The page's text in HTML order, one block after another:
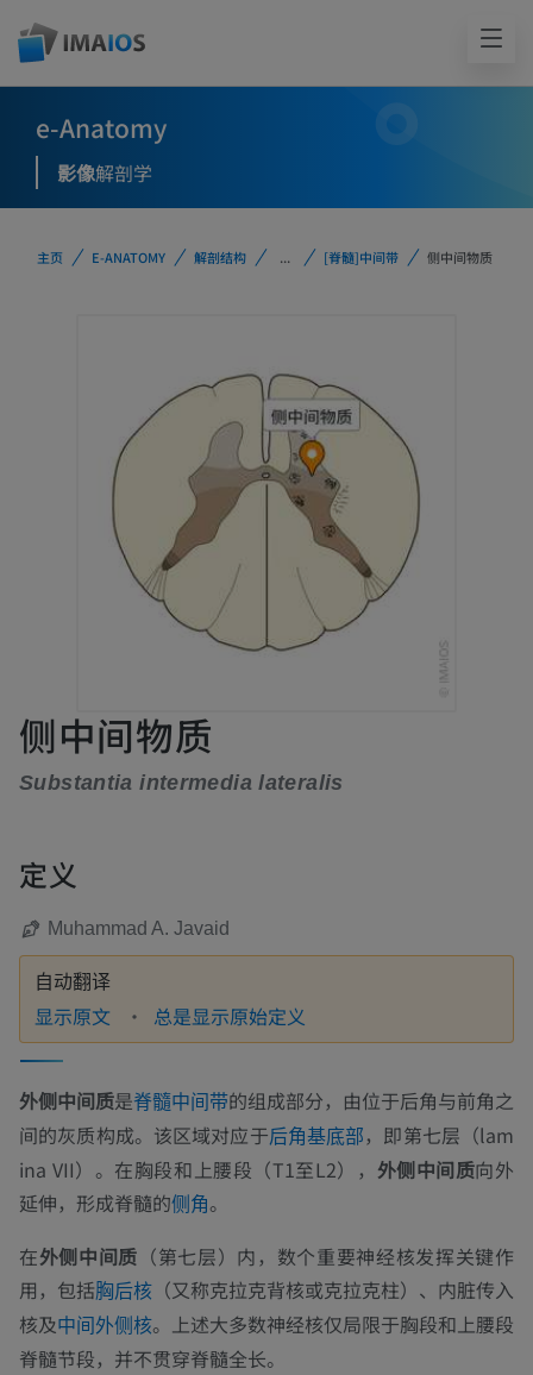
e-Anatomy
影像解剖学
主页 E-ANATOMY 解剖结构 ... [脊髓]中间带 侧中间物质
侧中间物质
Substantia intermedia lateralis
定义
Muhammad A. Javaid
自动翻译
显示原文 总是显示原始定义
外侧中间质是脊髓中间带的组成部分，由位于后角与前角之
间的灰质构成。该区域对应于后角基底部，即第七层（lam
ina VII）。在胸段和上腰段（T1至L2）， 外侧中间质向外
延伸，形成脊髓的侧角。
在外侧中间质 （第七层）内，数个重要神经核发挥关键作
用，包括胸后核 （又称克拉克背核或克拉克柱）、内脏传入
核及中间外侧核。上述大多数神经核仅局限于胸段和上腰段
脊髓节段，并不贯穿脊髓全长。